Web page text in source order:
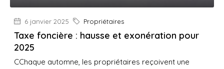
6 janvier 2025 Propriétaires
Taxe foncière : hausse et exonération pour
2025
CChaque automne, les propriétaires reçoivent une